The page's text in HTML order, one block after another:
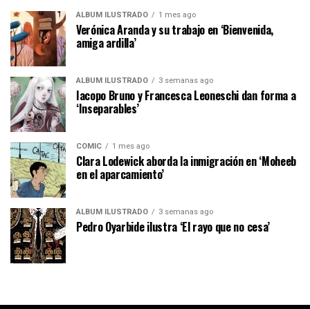
ÁLBUM ILUSTRADO 1 mes ago
Verónica Aranda y su trabajo en ‘Bienvenida,
amiga ardilla’
ÁLBUM ILUSTRADO 3 semanas ago
Iacopo Bruno y Francesca Leoneschi dan forma a
‘Inseparables’
CÓMIC 1 mes ago
Clara Lodewick aborda la inmigración en ‘Moheeb
en el aparcamiento’
ÁLBUM ILUSTRADO 3 semanas ago
Pedro Oyarbide ilustra ‘El rayo que no cesa’